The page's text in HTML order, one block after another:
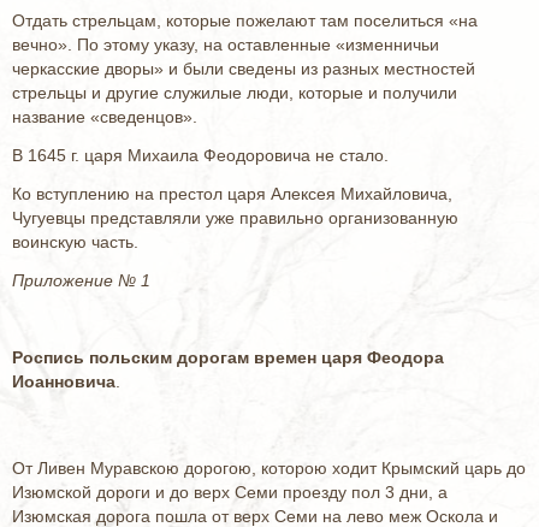
Отдать стрельцам, которые пожелают там поселиться «на
вечно». По этому указу, на оставленные «изменничьи
черкасские дворы» и были сведены из разных местностей
стрельцы и другие служилые люди, которые и получили
название «сведенцов».
В 1645 г. царя Михаила Феодоровича не стало.
Ко вступлению на престол царя Алексея Михайловича,
Чугуевцы представляли уже правильно организованную
воинскую часть.
Приложение № 1
Роспись польским дорогам времен царя Феодора
Иоанновича
От Ливен Муравскою дорогою, которою ходит Крымский царь до
Изюмской дороги и до верх Семи проезду пол 3 дни, а
Изюмская дорога пошла от верх Семи на лево меж Оскола и